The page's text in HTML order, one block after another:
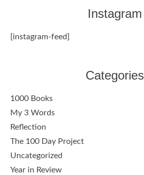
Instagram
[instagram-feed]
Categories
1000 Books
My 3 Words
Reflection
The 100 Day Project
Uncategorized
Year in Review